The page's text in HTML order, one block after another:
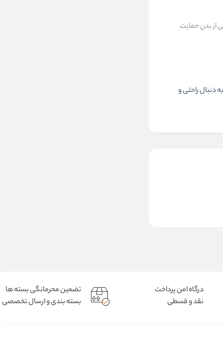
از بدن حمایت
دنبال راحتی و
درگاه امن پرداخت
نقد و قسطی
تضمین محرمانگی بسته ها
بسته بندی و ارسال تخصصی